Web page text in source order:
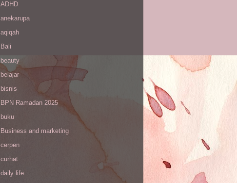
ADHD
anekarupa
aqiqah
Bali
beauty
belajar
bisnis
BPN Ramadan 2025
buku
Business and marketing
cerpen
curhat
daily life